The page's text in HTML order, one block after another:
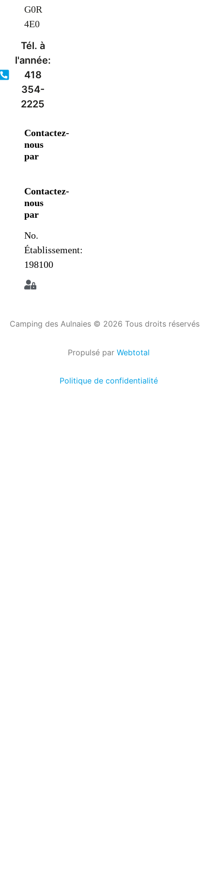
G0R
4E0
Tél. à
l'année:
418
354-
2225
Contactez-
nous
par
Contactez-
nous
par
No.
Établissement:
198100
Camping des Aulnaies © 2026 Tous droits réservés
Propulsé par Webtotal
Politique de confidentialité